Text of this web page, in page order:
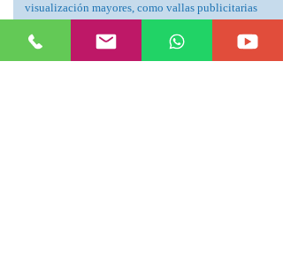
visualización mayores, como vallas publicitarias